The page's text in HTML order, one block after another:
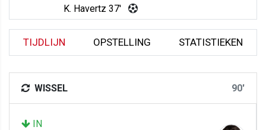
K. Havertz 37'
TIJDLIJN OPSTELLING STATISTIEKEN
WISSEL 90'
IN